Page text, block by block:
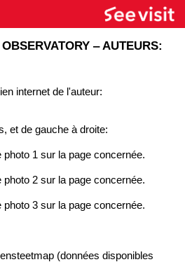
‒ AUTEURS:
internet de l'auteur:
et de gauche à droite:
1 sur la page concernée.
2 sur la page concernée.
3 sur la page concernée.
(données disponibles